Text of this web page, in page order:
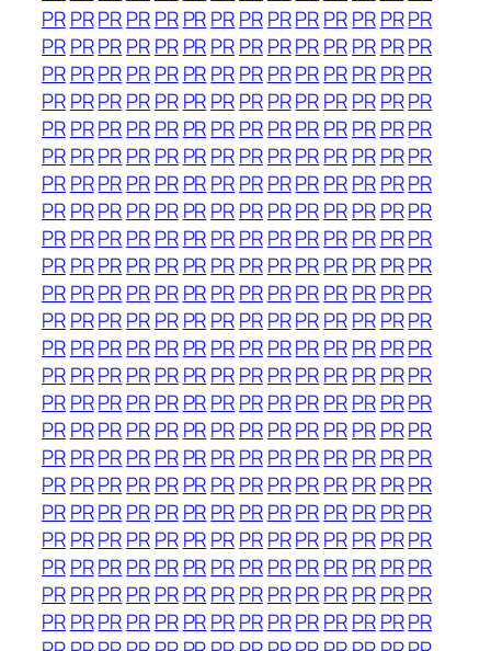
PRPRPRPRPR PRPRPRPRPRPRPR PRPR
PRPRPRPRPR PRPRPRPRPRPRPR PRPR
PRPRPRPRPR PRPRPRPRPRPRPR PRPR
PRPRPRPRPR PRPRPRPRPRPRPR PRPR
PRPRPRPRPR PRPRPRPRPRPRPR PRPR
PRPRPRPRPR PRPRPRPRPRPRPR PRPR
PRPRPRPRPR PRPRPRPRPRPRPR PRPR
PRPRPRPRPR PRPRPRPRPRPRPR PRPR
PRPRPRPRPR PRPRPRPRPRPRPR PRPR
PRPRPRPRPR PRPRPRPRPRPRPR PRPR
PRPRPRPRPR PRPRPRPRPRPRPR PRPR
PRPRPRPRPR PRPRPRPRPRPRPR PRPR
PRPRPRPRPR PRPRPRPRPRPRPR PRPR
PRPRPRPRPR PRPRPRPRPRPRPR PRPR
PRPRPRPRPR PRPRPRPRPRPRPR PRPR
PRPRPRPRPR PRPRPRPRPRPRPR PRPR
PRPRPRPRPR PRPRPRPRPRPRPR PRPR
PRPRPRPRPR PRPRPRPRPRPRPR PRPR
PRPRPRPRPR PRPRPRPRPRPRPR PRPR
PRPRPRPRPR PRPRPRPRPRPRPR PRPR
PRPRPRPRPR PRPRPRPRPRPRPR PRPR
PRPRPRPRPR PRPRPRPRPRPRPR PRPR
PRPRPRPRPR PRPRPRPRPRPRPR PRPR